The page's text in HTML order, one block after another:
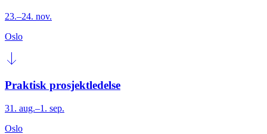
23.–24. nov.
Oslo
Praktisk prosjektledelse
31. aug.–1. sep.
Oslo